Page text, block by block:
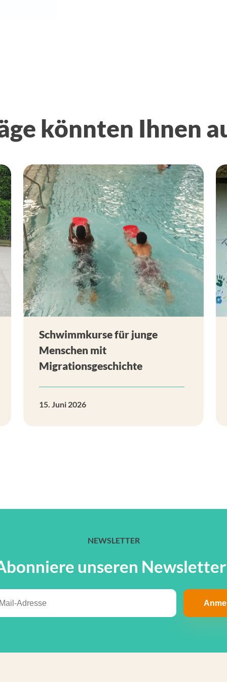
könnten Ihnen
Schwimmkurse für junge
Menschen mit
Migrationsgeschichte
15. Juni 2026
NEWSLETTER
unseren